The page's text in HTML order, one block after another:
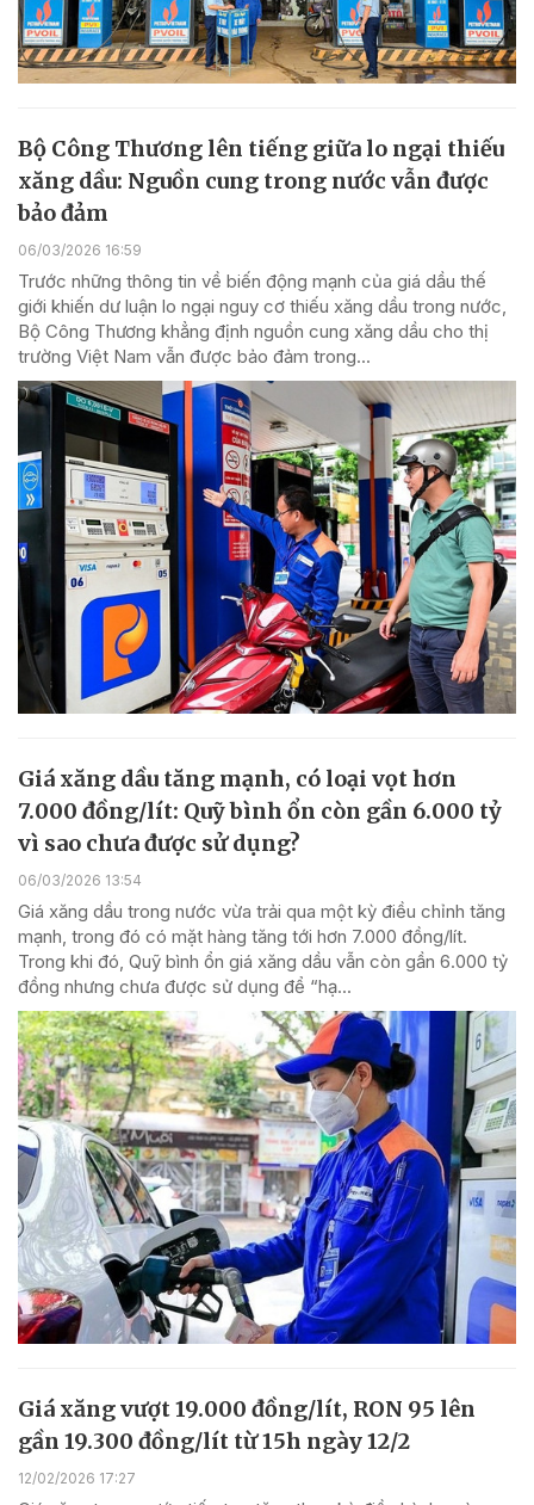
Bộ Công Thương lên tiếng giữa lo ngại thiếu
xăng dầu: Nguồn cung trong nước vẫn được
bảo đảm
06/03/2026 16:59
Trước những thông tin về biến động mạnh của giá dầu thế
giới khiến dư luận lo ngại nguy cơ thiếu xăng dầu trong nước,
Bộ Công Thương khẳng định nguồn cung xăng dầu cho thị
trường Việt Nam vẫn được bảo đảm trong...
Giá xăng dầu tăng mạnh, có loại vọt hơn
7.000 đồng/lít: Quỹ bình ổn còn gần 6.000 tỷ
vì sao chưa được sử dụng?
06/03/2026 13:54
Giá xăng dầu trong nước vừa trải qua một kỳ điều chỉnh tăng
mạnh, trong đó có mặt hàng tăng tới hơn 7.000 đồng/lít.
Trong khi đó, Quỹ bình ổn giá xăng dầu vẫn còn gần 6.000 tỷ
đồng nhưng chưa được sử dụng để “hạ...
Giá xăng vượt 19.000 đồng/lít, RON 95 lên
gần 19.300 đồng/lít từ 15h ngày 12/2
12/02/2026 17:27